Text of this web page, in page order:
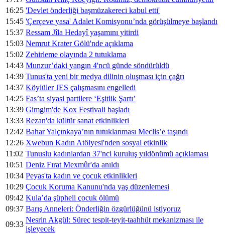
16:25 'Devlet önderliği başmüzakereci kabul etti'
15:45 'Çerçeve yasa' Adalet Komisyonu’nda görüşülmeye başlandı
15:37 Ressam Jîla Hedayî yaşamını yitirdi
15:03 Nemrut Krater Gölü'nde açıklama
15:02 Zehirleme olayında 2 tutuklama
14:43 Munzur’daki yangın 4'ncü günde söndürüldü
14:39 Tunus'ta yeni bir medya dilinin oluşması için çağrı
14:37 Köylüler JES çalışmasını engelledi
14:25 Fas’ta siyasi partilere ‘Eşitlik Şartı’
13:39 Gimgim'de Kox Festivali başladı
13:33 Rezan'da kültür sanat etkinlikleri
12:42 Bahar Yalçınkaya’nın tutuklanması Meclis’e taşındı
12:26 Xwebun Kadın Atölyesi'nden sosyal etkinlik
11:02 Tunuslu kadınlardan 37'nci kuruluş yıldönümü açıklaması
10:51 Deniz Fırat Mexmûr'da anıldı
10:34 Peyas'ta kadın ve çocuk etkinlikleri
10:29 Çocuk Koruma Kanunu'nda yaş düzenlemesi
09:42 Kula’da şüpheli çocuk ölümü
09:37 Barış Anneleri: Önderliğin özgürlüğünü istiyoruz
09:33
Nesrin Akgül: Süreç tespit-teyit-taahhüt mekanizması ile
işleyecek